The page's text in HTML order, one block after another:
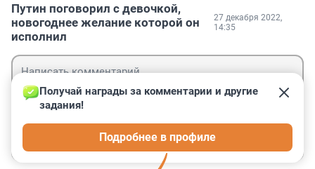
Путин поговорил с девочкой,
новогоднее желание которой он
исполнил
27 декабря 2022,
14:35
Получай награды за комментарии и другие
задания!
Подробнее в профиле